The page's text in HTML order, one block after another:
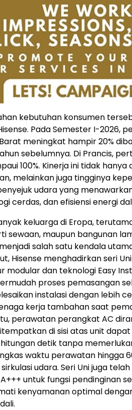
kebutuhan konsumen
Pada Semester I-2026,
meningkat hampir 20%
sebelumnya. Di Prancis,
100%. Kinerja ini tidak
melainkan juga tingginya
udara yang
cerdas, dan efisiensi energi
keluarga di Eropa,
sewaan, maupun bangunan
salah satu kendala
Hisense menghadirkan seri
modular dan teknologi Easy
proses pemasangan
instalasi dengan lebih
kerja tambahan saat
perawatan perangkat AC
di sisi atas unit
detik tanpa
waktu perawatan hingga
udara. Seri Uni juga
untuk fungsi pendinginan
kenyamanan optimal